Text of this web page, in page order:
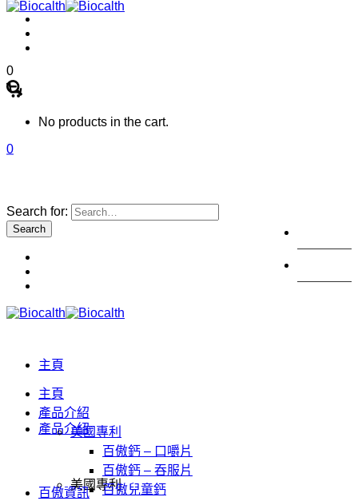
0
No products in the cart.
0
Search for:
主頁
產品介紹
美國專利
百傲資訊
主頁
產品介紹
美國專利
百傲鈣 – 口嚼片
百傲鈣 – 吞服片
百傲兒童鈣